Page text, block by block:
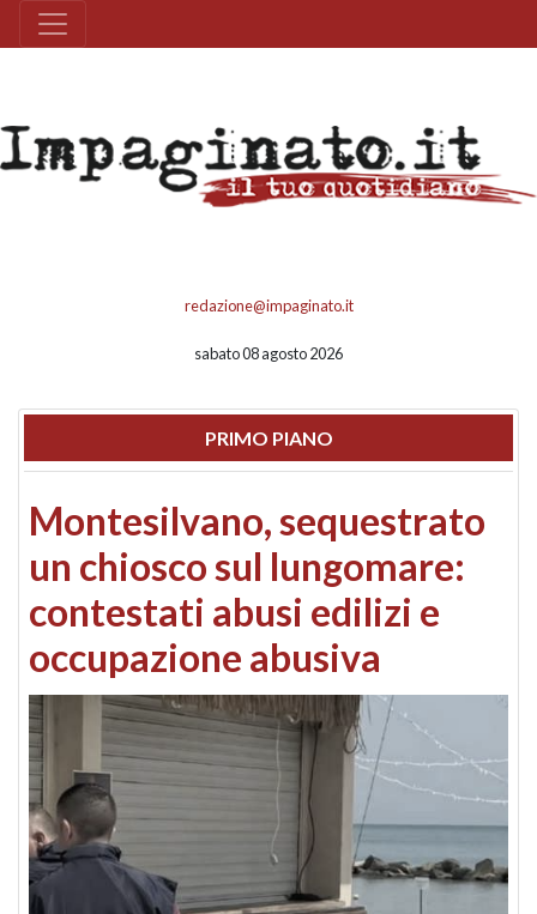
redazione@impaginato.it
sabato 08 agosto 2026
PRIMO PIANO
Montesilvano, sequestrato
un chiosco sul lungomare:
contestati abusi edilizi e
occupazione abusiva